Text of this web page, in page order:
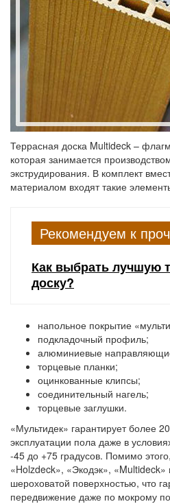
Террасная доска Multideck –
которая занимается
экструдирования. В комплект
материалом входят такие
Рекомендуем к
Как выбрать лучшую
доску?
напольное покрытие
подкладочный профиль;
алюминиевые
торцевые планки;
оцинкованные клипсы;
соединительный нагель;
торцевые заглушки.
«Мультидек» гарантирует более
эксплуатации пола даже в
-45 до +75 градусов. Помимо
«Holzdeck», «Экодэк»,
шероховатой поверхностью, что
передвижение даже по мокрому